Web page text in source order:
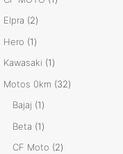
Elpra 22
productos
Hero 11
producto
Kawasaki 11
producto
Motos 0km 3232
Bajaj 11
producto
Beta 11
producto
CF Moto 22